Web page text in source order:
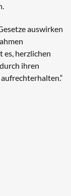
auswirken
es, herzlichen
ihren